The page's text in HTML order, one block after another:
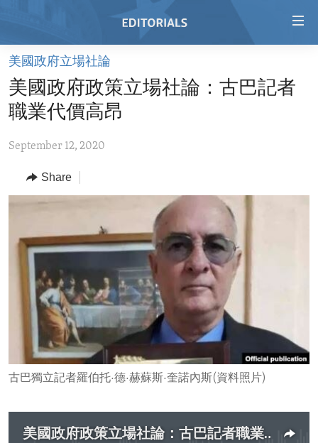
Skip
main
content
to
Navigation
Skip
Search
HOME
VIDEO
REGIONS
AFRICA
AMERICAS
EUROPE
MIDDLE EAST
TOPICS
HUMAN RIGHTS
SECURITY AND DEFENSE
AID AND DEVELOPMENT
DEMOCRACY AND GOVERNANCE
ECONOMY AND TRADE
ENVIRONMENT AND HEALTH
IDEALS AND INSTITUTIONS
ARCHIVE
FOLLOW US
美國政府立場社論
美國政府政策立場社論：古巴記者
職業代價高昂
September 12, 2020
Share
古巴獨立記者羅伯托·德·赫蘇斯·奎諾內斯(資料照片)
美國政府政策立場社論：古巴記者職業代價高昂